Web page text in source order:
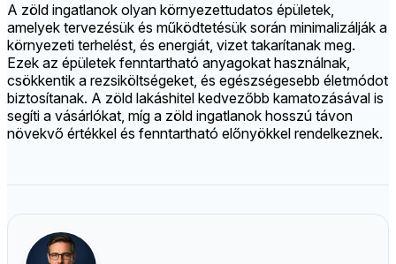
A zöld ingatlanok olyan környezettudatos épületek,
amelyek tervezésük és működtetésük során minimalizálják a
környezeti terhelést, és energiát, vizet takarítanak meg.
Ezek az épületek fenntartható anyagokat használnak,
csökkentik a rezsiköltségeket, és egészségesebb életmódot
biztosítanak. A zöld lakáshitel kedvezőbb kamatozásával is
segíti a vásárlókat, míg a zöld ingatlanok hosszú távon
növekvő értékkel és fenntartható előnyökkel rendelkeznek.